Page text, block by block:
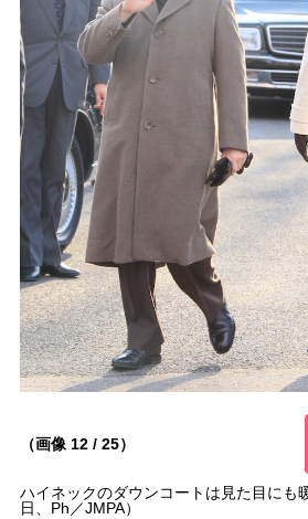
（画像 12 / 25）
ハイネックのダウンコートは見た目にも
日、Ph／JMPA）